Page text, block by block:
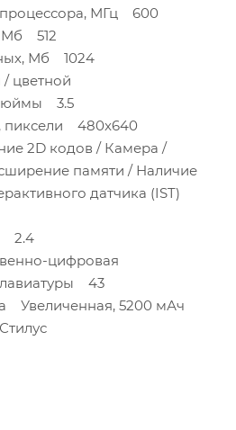
процессора, МГц 600
Мб 512
Мб 1024
цветной
дюймы 3.5
пиксели 480x640
2D кодов / Камера /
памяти / Наличие
датчика (IST)
2.4
цифровая
43
Увеличенная, 5200 мАч